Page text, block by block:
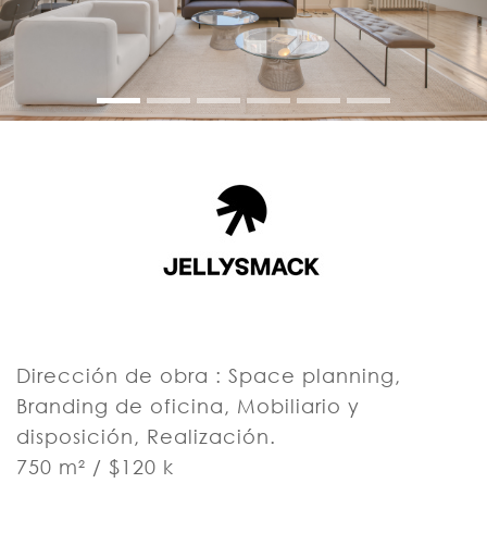
Dirección de obra : Space planning,
Branding de oficina, Mobiliario y
disposición, Realización.
750 m² / $120 k